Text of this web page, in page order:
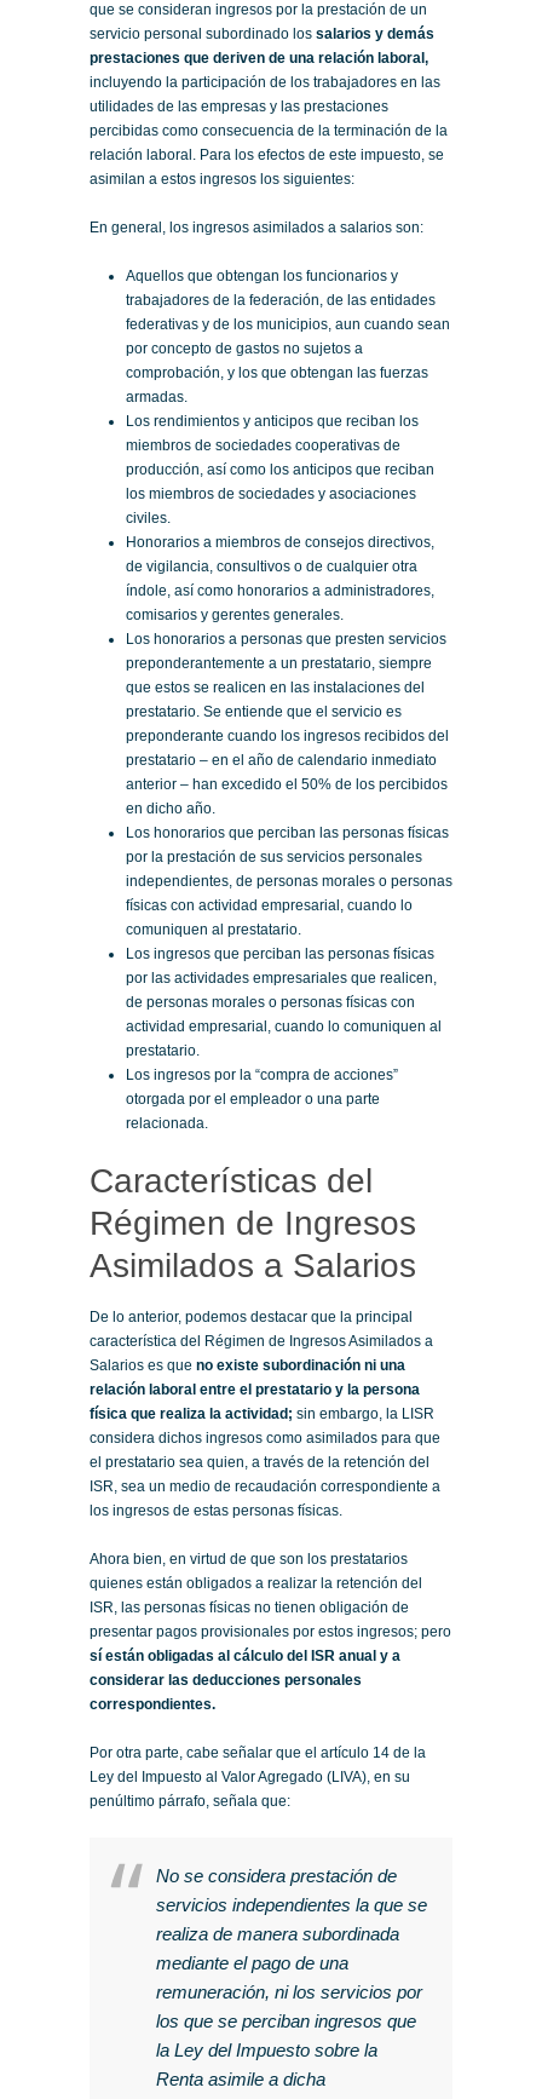
que se consideran ingresos por la prestación de un
servicio personal subordinado los salarios y demás
prestaciones que deriven de una relación laboral,
incluyendo la participación de los trabajadores en las
utilidades de las empresas y las prestaciones
percibidas como consecuencia de la terminación de la
relación laboral. Para los efectos de este impuesto, se
asimilan a estos ingresos los siguientes:
En general, los ingresos asimilados a salarios son:
Aquellos que obtengan los funcionarios y
trabajadores de la federación, de las entidades
federativas y de los municipios, aun cuando sean
por concepto de gastos no sujetos a
comprobación, y los que obtengan las fuerzas
armadas.
Los rendimientos y anticipos que reciban los
miembros de sociedades cooperativas de
producción, así como los anticipos que reciban
los miembros de sociedades y asociaciones
civiles.
Honorarios a miembros de consejos directivos,
de vigilancia, consultivos o de cualquier otra
índole, así como honorarios a administradores,
comisarios y gerentes generales.
Los honorarios a personas que presten servicios
preponderantemente a un prestatario, siempre
que estos se realicen en las instalaciones del
prestatario. Se entiende que el servicio es
preponderante cuando los ingresos recibidos del
prestatario – en el año de calendario inmediato
anterior – han excedido el 50% de los percibidos
en dicho año.
Los honorarios que perciban las personas físicas
por la prestación de sus servicios personales
independientes, de personas morales o personas
físicas con actividad empresarial, cuando lo
comuniquen al prestatario.
Los ingresos que perciban las personas físicas
por las actividades empresariales que realicen,
de personas morales o personas físicas con
actividad empresarial, cuando lo comuniquen al
prestatario.
Los ingresos por la “compra de acciones”
otorgada por el empleador o una parte
relacionada.
Características del
Régimen de Ingresos
Asimilados a Salarios
De lo anterior, podemos destacar que la principal
característica del Régimen de Ingresos Asimilados a
Salarios es que no existe subordinación ni una
relación laboral entre el prestatario y la persona
física que realiza la actividad; sin embargo, la LISR
considera dichos ingresos como asimilados para que
el prestatario sea quien, a través de la retención del
ISR, sea un medio de recaudación correspondiente a
los ingresos de estas personas físicas.
Ahora bien, en virtud de que son los prestatarios
quienes están obligados a realizar la retención del
ISR, las personas físicas no tienen obligación de
presentar pagos provisionales por estos ingresos; pero
sí están obligadas al cálculo del ISR anual y a
considerar las deducciones personales
correspondientes.
Por otra parte, cabe señalar que el artículo 14 de la
Ley del Impuesto al Valor Agregado (LIVA), en su
penúltimo párrafo, señala que:
No se considera prestación de
servicios independientes la que se
realiza de manera subordinada
mediante el pago de una
remuneración, ni los servicios por
los que se perciban ingresos que
la Ley del Impuesto sobre la
Renta asimile a dicha